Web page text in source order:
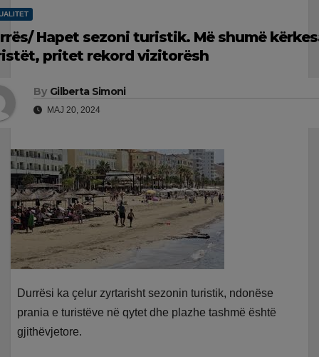
Hapet sezoni turistik. Më shumë
pritet rekord vizitorësh
By Gilberta Simoni
MAJ 20, 2024
Durrësi ka çelur zyrtarisht sezonin turistik, ndonëse
prania e turistëve në qytet dhe plazhe tashmë është
gjithëvjetore.